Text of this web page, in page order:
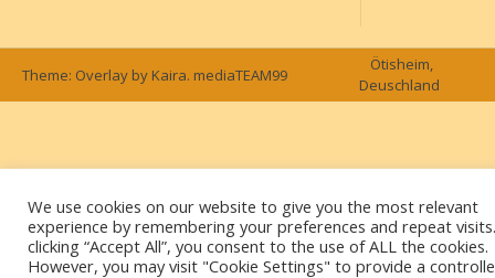
Theme: Overlay by Kaira. mediaTEAM99
Ötisheim,
Deuschland
We use cookies on our website to give you the most relevant
experience by remembering your preferences and repeat
clicking “Accept All”, you consent to the use of ALL the cookies.
However, you may visit "Cookie Settings" to provide a